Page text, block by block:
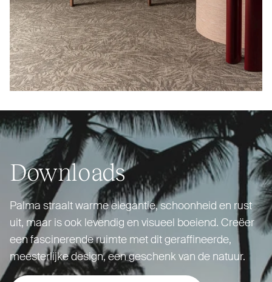
Downloads
Palma straalt warme elegantie, schoonheid en rust
uit, maar is ook levendig en visueel boeiend. Creëer
een fas­ci­nerende ruimte met dit geraf­fineerde,
mees­terlijke design, een geschenk van de natuur.